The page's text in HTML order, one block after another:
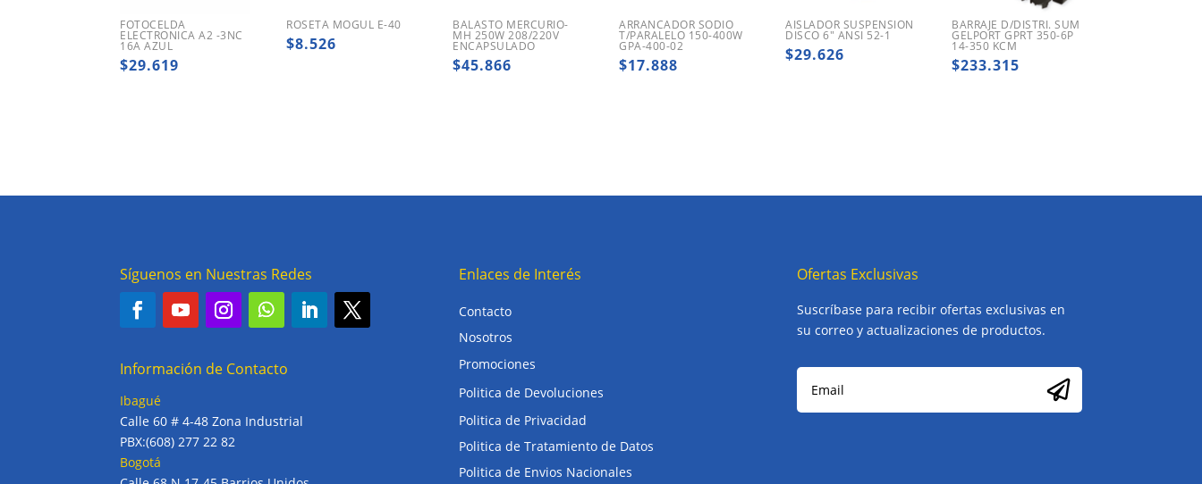
FOTOCELDA
ELECTRONICA A2 -3NC
16A AZUL
$29.619
ROSETA MOGUL E-40
$8.526
BALASTO MERCURIO-
MH 250W 208/220V
ENCAPSULADO
$45.866
ARRANCADOR SODIO
T/PARALELO 150-400W
GPA-400-02
$17.888
AISLADOR SUSPENSION
DISCO 6″ ANSI 52-1
$29.626
BARRAJE D/DISTRI. SUM
GELPORT GPRT 350-6P
14-350 KCM
$233.315
Síguenos en Nuestras Redes
Información de Contacto
Ibagué
Calle 60 # 4-48 Zona Industrial
PBX:(608) 277 22 82
Bogotá
Enlaces de Interés
Contacto
Nosotros
Promociones
Politica de Devoluciones
Politica de Privacidad
Politica de Tratamiento de Datos
Politica de Envios Nacionales
Ofertas Exclusivas
Suscríbase para recibir ofertas exclusivas en
su correo y actualizaciones de productos.